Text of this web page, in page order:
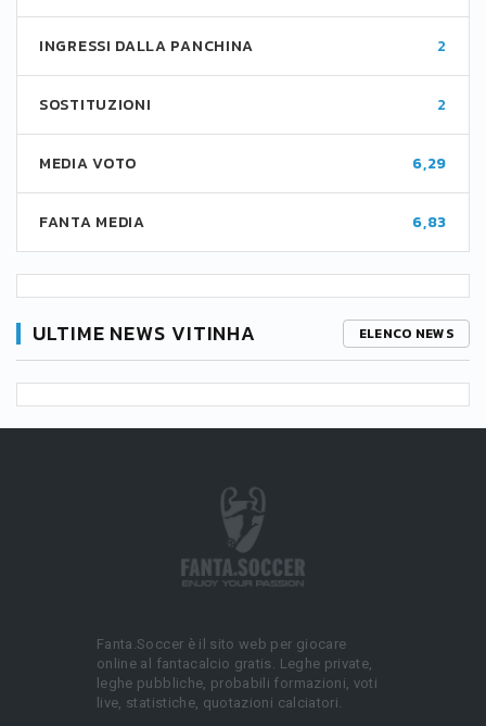
INGRESSI DALLA PANCHINA 2
SOSTITUZIONI 2
MEDIA VOTO 6,29
FANTA MEDIA 6,83
ULTIME NEWS VITINHA ELENCO NEWS
Fanta.Soccer è il sito web per giocare
online al fantacalcio gratis. Leghe private,
leghe pubbliche, probabili formazioni, voti
live, statistiche, quotazioni calciatori.